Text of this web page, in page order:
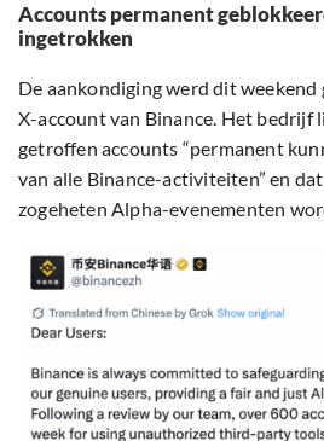
Accounts permanent
ingetrokken
De aankondiging werd dit weekend
X-account van Binance. Het bedrijf
getroffen accounts “permanent
van alle Binance-activiteiten” en
zogeheten Alpha-evenementen